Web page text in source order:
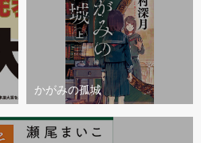
かがみの孤城